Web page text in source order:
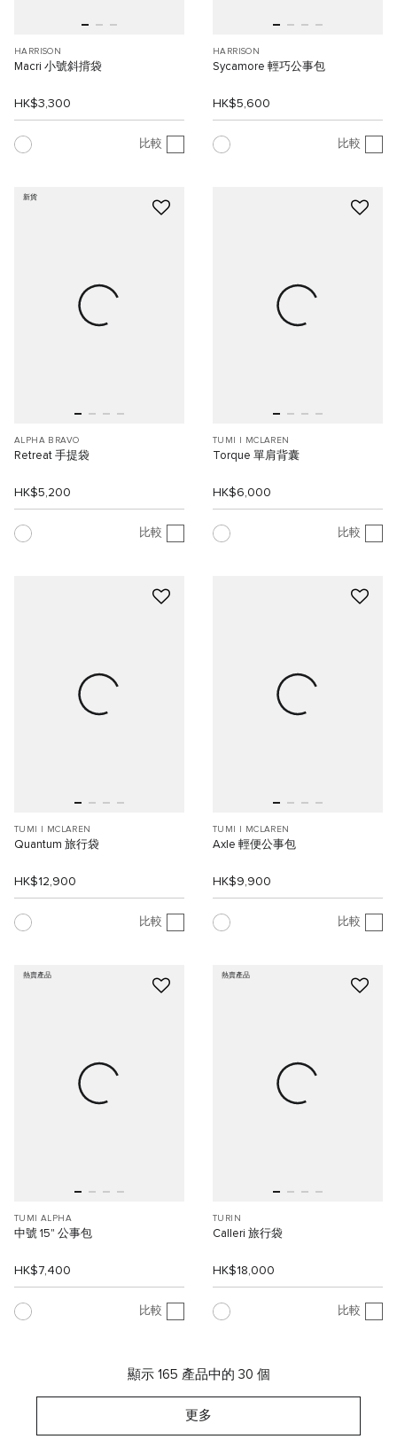
HARRISON
Macri 小號斜揹袋
HK$3,300
比較
HARRISON
Sycamore 輕巧公事包
HK$5,600
比較
新貨
ALPHA BRAVO
Retreat 手提袋
HK$5,200
比較
TUMI I MCLAREN
Torque 單肩背囊
HK$6,000
比較
TUMI I MCLAREN
Quantum 旅行袋
HK$12,900
比較
TUMI I MCLAREN
Axle 輕便公事包
HK$9,900
比較
熱賣產品
TUMI ALPHA
中號 15" 公事包
HK$7,400
比較
熱賣產品
TURIN
Calleri 旅行袋
HK$18,000
比較
顯示 165 產品中的 30 個
更多